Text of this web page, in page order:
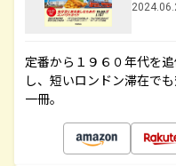
定番から１９６０年代を
し、短いロンドン滞在で
一冊。